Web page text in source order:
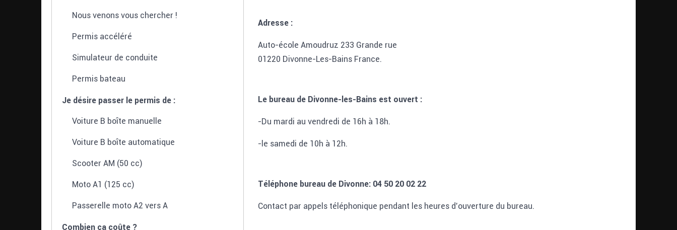
Nous venons vous chercher !
Permis accéléré
Simulateur de conduite
Permis bateau
Je désire passer le permis de :
Voiture B boîte manuelle
Voiture B boîte automatique
Scooter AM (50 cc)
Moto A1 (125 cc)
Passerelle moto A2 vers A
Combien ça coûte ?
Adresse :
Auto-école Amoudruz 233 Grande rue
01220 Divonne-Les-Bains France.
Le bureau de Divonne-les-Bains est ouvert :
-Du mardi au vendredi de 16h à 18h.
-le samedi de 10h à 12h.
Téléphone bureau de Divonne: 04 50 20 02 22
Contact par appels téléphonique pendant les heures d'ouverture du bureau.